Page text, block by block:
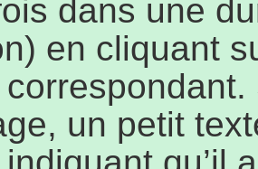
dans une
en cliquant
un petit